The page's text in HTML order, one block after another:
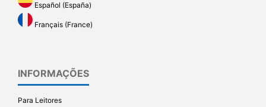
Español (España)
Français (France)
INFORMAÇÕES
Para Leitores